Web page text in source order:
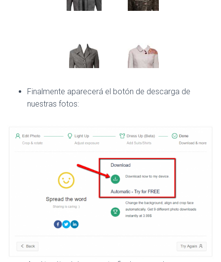
Finalmente aparecerá el botón de descarga de
nuestras fotos: